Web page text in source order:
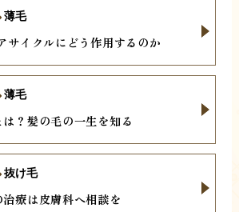
サイクルにどう作用するのか
薄毛
？髪の毛の一生を知る
薄毛
療は皮膚科へ相談を
抜け毛